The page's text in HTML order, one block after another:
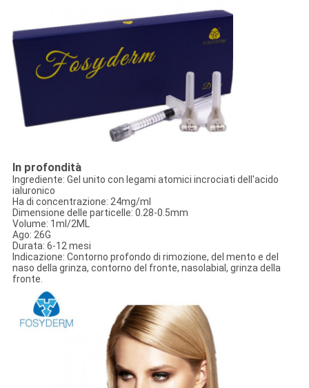
In profondità
Ingrediente: Gel unito con legami atomici incrociati dell'acido
ialuronico
Ha di concentrazione: 24mg/ml
Dimensione delle particelle: 0.28-0.5mm
Volume: 1ml/2ML
Ago: 26G
Durata: 6-12 mesi
Indicazione: Contorno profondo di rimozione, del mento e del
naso della grinza, contorno del fronte, nasolabial, grinza della
fronte.